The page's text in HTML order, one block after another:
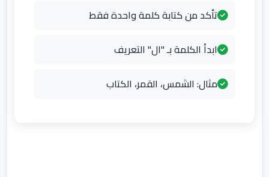
تأكد من كتابة كلمة واحدة فقط
ابدأ الكلمة بـ "ال" التعريف
مثال: الشمس، القمر، الكتاب